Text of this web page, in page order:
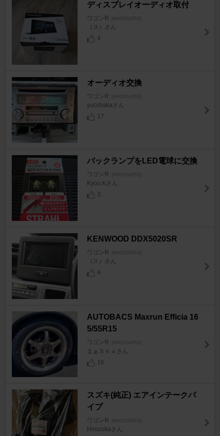
ディスプレイオーディオ取付
ワゴンR [MH35S/85S]
（ス）さん
4
オーディオ交換
ワゴンR [MH35S/85S]
yucchakaさん
17
バックランプをLED電球に交換
ワゴンR [MH35S/85S]
Kyou.Kさん
3
KENWOOD DDX5020SR
ワゴンR [MH35S/85S]
（ス）さん
4
AUTOBACS Maxrun Efficia 16
5/55R15
ワゴンR [MH35S/85S]
まぁＳｅａさん
16
スズキ(純正) エアインテークパ
イプ
ワゴンR [MH35S/85S]
Hirozukaさん